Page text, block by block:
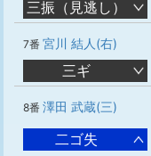
三振（見逃し）
7番 宮川 結人(右)
三ギ
8番 澤田 武蔵(三)
二ゴ失